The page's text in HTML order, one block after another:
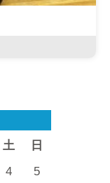
土 日
4
5